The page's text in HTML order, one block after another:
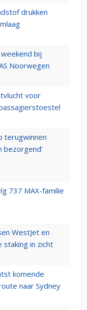
drukken
bij
Noorwegen
voor
terugwinnen
bezorgend’
737 MAX-familie
WestJet en
staking in zicht
komende
naar Sydney